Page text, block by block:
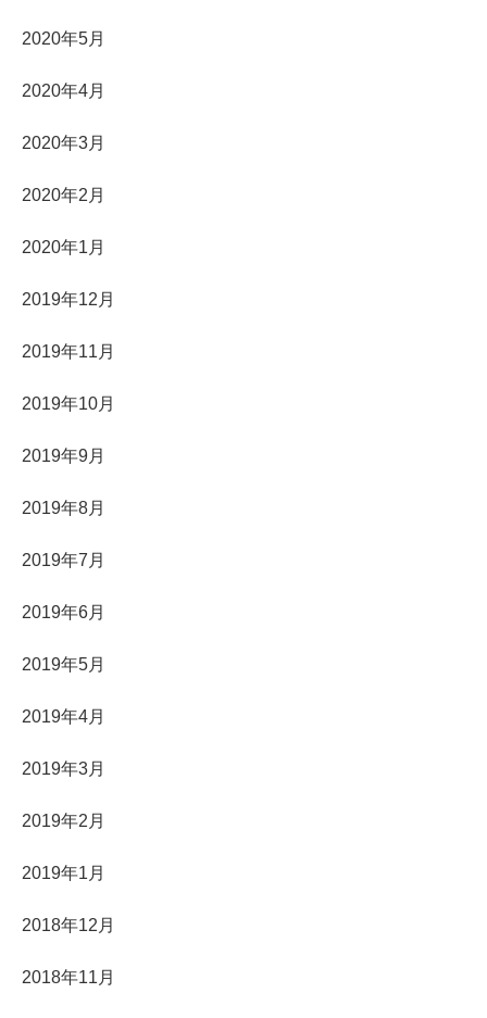
2020年5月
2020年4月
2020年3月
2020年2月
2020年1月
2019年12月
2019年11月
2019年10月
2019年9月
2019年8月
2019年7月
2019年6月
2019年5月
2019年4月
2019年3月
2019年2月
2019年1月
2018年12月
2018年11月